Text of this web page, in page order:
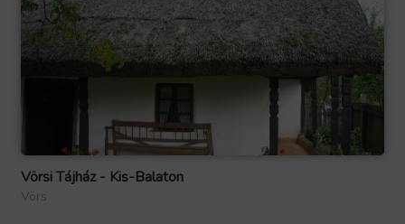
Vörsi Tájház - Kis-Balaton
Vörs